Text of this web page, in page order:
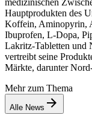
Hauptprodukten des
Koffein, Aminopyrin,
Ibuprofen, L-Dopa,
Lakritz-Tabletten und
vertreibt seine
Märkte, darunter
Mehr zum Thema
Alle News